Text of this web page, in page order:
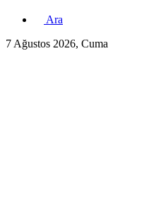
Ara
7 Ağustos 2026, Cuma